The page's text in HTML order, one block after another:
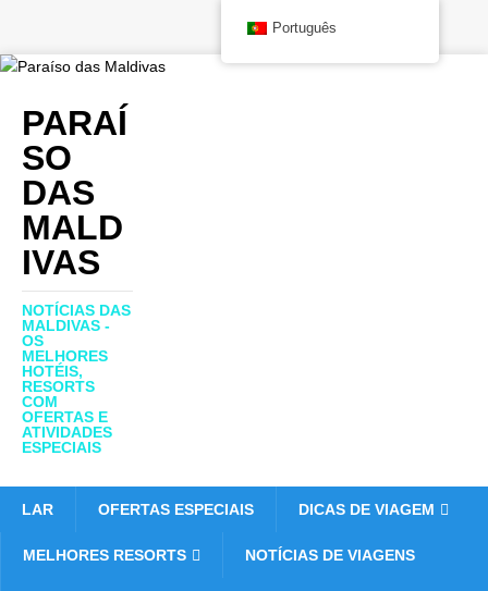
PARAÍ
SO
DAS
MALD
IVAS
NOTÍCIAS DAS
MALDIVAS -
OS
MELHORES
HOTÉIS,
RESORTS
COM
OFERTAS E
ATIVIDADES
ESPECIAIS
LAR OFERTAS ESPECIAIS DICAS DE VIAGEM
MELHORES RESORTS NOTÍCIAS DE VIAGENS
Português